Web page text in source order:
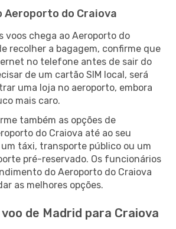
Aeroporto do Craiova
voos chega ao Aeroporto do
recolher a bagagem, confirme que
no telefone antes de sair do
de um cartão SIM local, será
uma loja no aeroporto, embora
mais caro.
também as opções de
do Craiova até ao seu
táxi, transporte público ou um
pré-reservado. Os funcionários
do Aeroporto do Craiova
as melhores opções.
de Madrid para Craiova